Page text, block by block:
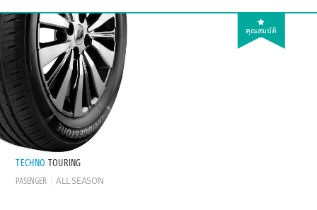
คุณสมบัติ
TECHNO TOURING
PASENGER ALL SEASON